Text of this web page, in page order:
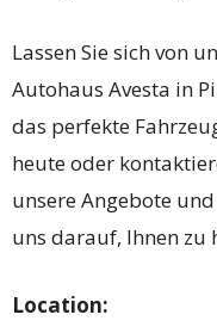
Lassen Sie sich von
Autohaus Avesta in
das perfekte
heute oder
unsere Angebote
uns darauf, Ihnen zu
Location: